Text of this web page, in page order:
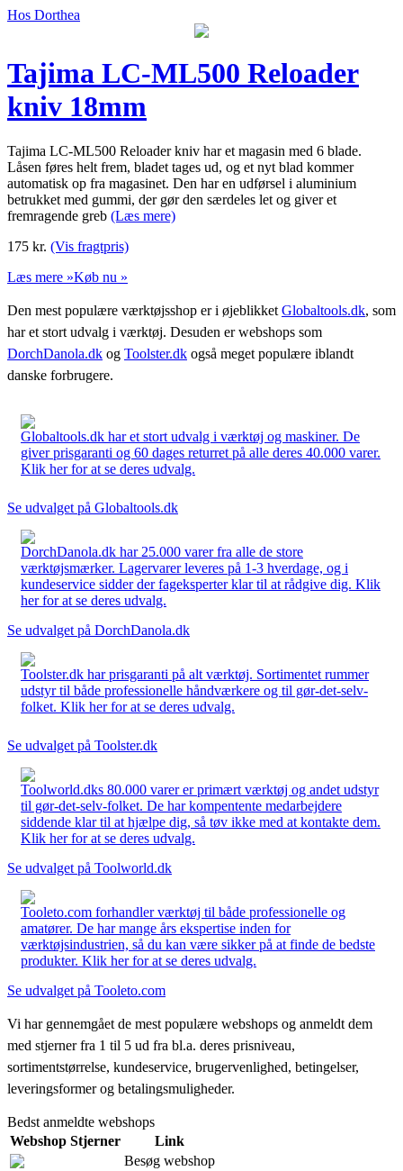
Hos Dorthea
Tajima LC-ML500 Reloader
kniv 18mm
Tajima LC-ML500 Reloader kniv har et magasin med 6 blade.
Låsen føres helt frem, bladet tages ud, og et nyt blad kommer
automatisk op fra magasinet. Den har en udførsel i aluminium
betrukket med gummi, der gør den særdeles let og giver et
fremragende greb (Læs mere)
175 kr. (Vis fragtpris)
Læs mere »Køb nu »
Den mest populære værktøjsshop er i øjeblikket Globaltools.dk, som
har et stort udvalg i værktøj. Desuden er webshops som
DorchDanola.dk og Toolster.dk også meget populære iblandt
danske forbrugere.
Globaltools.dk har et stort udvalg i værktøj og maskiner. De
giver prisgaranti og 60 dages returret på alle deres 40.000 varer.
Klik her for at se deres udvalg.
Se udvalget på Globaltools.dk
DorchDanola.dk har 25.000 varer fra alle de store
værktøjsmærker. Lagervarer leveres på 1-3 hverdage, og i
kundeservice sidder der fageksperter klar til at rådgive dig. Klik
her for at se deres udvalg.
Se udvalget på DorchDanola.dk
Toolster.dk har prisgaranti på alt værktøj. Sortimentet rummer
udstyr til både professionelle håndværkere og til gør-det-selv-
folket. Klik her for at se deres udvalg.
Se udvalget på Toolster.dk
Toolworld.dks 80.000 varer er primært værktøj og andet udstyr
til gør-det-selv-folket. De har kompentente medarbejdere
siddende klar til at hjælpe dig, så tøv ikke med at kontakte dem.
Klik her for at se deres udvalg.
Se udvalget på Toolworld.dk
Tooleto.com forhandler værktøj til både professionelle og
amatører. De har mange års ekspertise inden for
værktøjsindustrien, så du kan være sikker på at finde de bedste
produkter. Klik her for at se deres udvalg.
Se udvalget på Tooleto.com
Vi har gennemgået de mest populære webshops og anmeldt dem
med stjerner fra 1 til 5 ud fra bl.a. deres prisniveau,
sortimentstørrelse, kundeservice, brugervenlighed, betingelser,
leveringsformer og betalingsmuligheder.
Bedst anmeldte webshops
Webshop Stjerner
Link
Besøg webshop